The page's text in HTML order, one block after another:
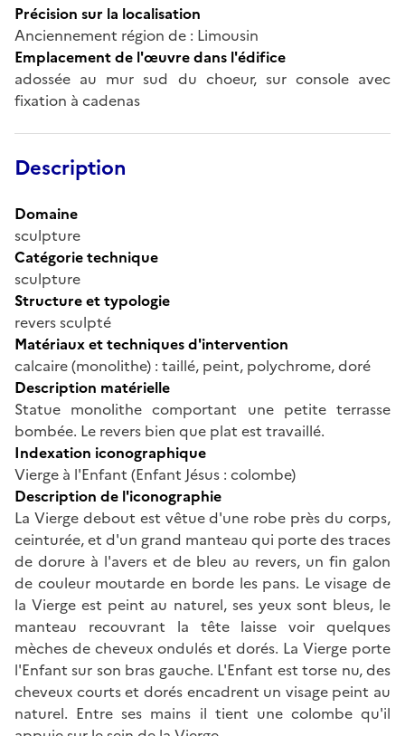
Précision sur la localisation
Anciennement région de : Limousin
Emplacement de l'œuvre dans l'édifice
adossée au mur sud du choeur, sur console avec
fixation à cadenas
Description
Domaine
sculpture
Catégorie technique
sculpture
Structure et typologie
revers sculpté
Matériaux et techniques d'intervention
calcaire (monolithe) : taillé, peint, polychrome, doré
Description matérielle
Statue monolithe comportant une petite terrasse
bombée. Le revers bien que plat est travaillé.
Indexation iconographique
Vierge à l'Enfant (Enfant Jésus : colombe)
Description de l'iconographie
La Vierge debout est vêtue d'une robe près du corps,
ceinturée, et d'un grand manteau qui porte des traces
de dorure à l'avers et de bleu au revers, un fin galon
de couleur moutarde en borde les pans. Le visage de
la Vierge est peint au naturel, ses yeux sont bleus, le
manteau recouvrant la tête laisse voir quelques
mèches de cheveux ondulés et dorés. La Vierge porte
l'Enfant sur son bras gauche. L'Enfant est torse nu, des
cheveux courts et dorés encadrent un visage peint au
naturel. Entre ses mains il tient une colombe qu'il